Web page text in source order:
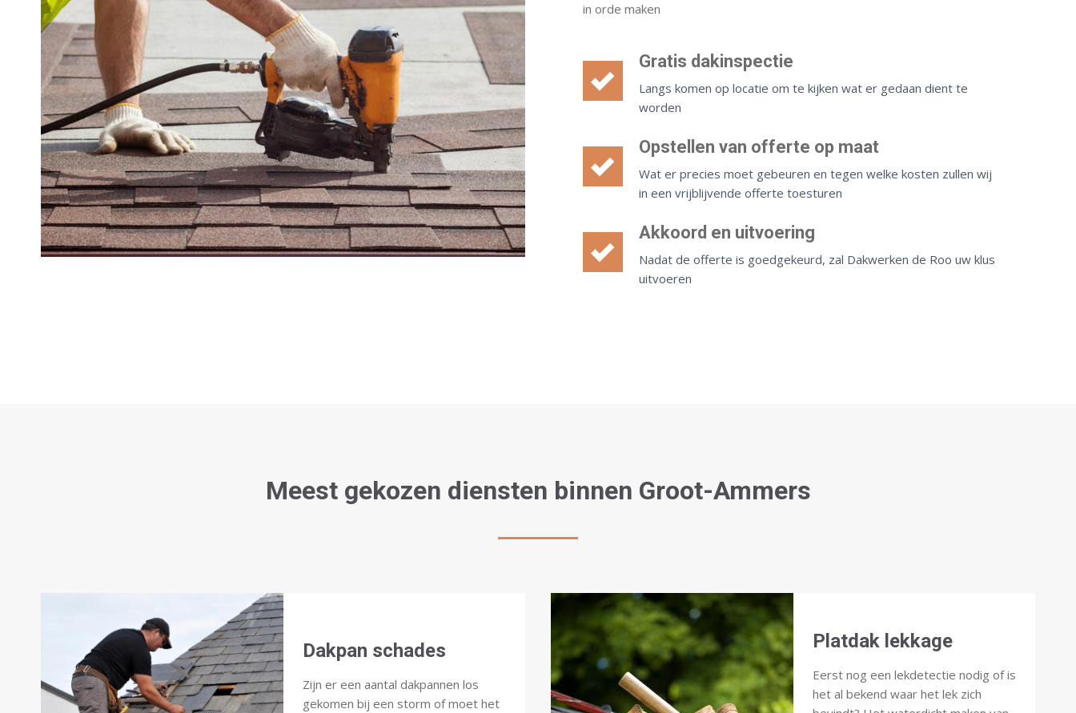
in orde maken
Gratis dakinspectie
Langs komen op locatie om te kijken wat er gedaan dient te
worden
Opstellen van offerte op maat
Wat er precies moet gebeuren en tegen welke kosten zullen wij
in een vrijblijvende offerte toesturen
Akkoord en uitvoering
Nadat de offerte is goedgekeurd, zal Dakwerken de Roo uw klus
uitvoeren
Meest gekozen diensten binnen Groot-Ammers
Dakpan schades
Zijn er een aantal dakpannen los
gekomen bij een storm of moet het
Platdak lekkage
Eerst nog een lekdetectie nodig of is
het al bekend waar het lek zich